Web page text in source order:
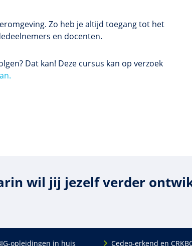
Zo heb je altijd toegang tot het
en docenten.
Dat kan! Deze cursus kan op verzoek
wil jij jezelf verder
opleidingen in huis Cedeo-erkend en